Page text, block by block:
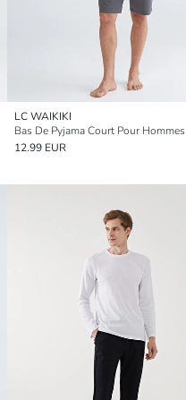
LC WAIKIKI
12.99 EUR